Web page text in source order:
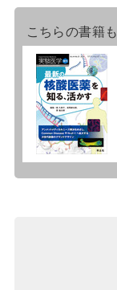
こちらの書籍